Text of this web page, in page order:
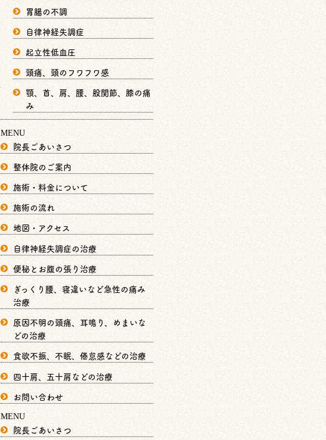
胃腸の不調
自律神経失調症
起立性低血圧
頭痛、頭のフワフワ感
顎、首、肩、腰、股関節、膝の痛
み
MENU
院長ごあいさつ
整体院のご案内
施術・料金について
施術の流れ
地図・アクセス
自律神経失調症の治療
便秘とお腹の張り治療
ぎっくり腰、寝違いなど急性の痛み
治療
原因不明の頭痛、耳鳴り、めまいな
どの治療
食欲不振、不眠、倦怠感などの治療
四十肩、五十肩などの治療
お問い合わせ
MENU
院長ごあいさつ